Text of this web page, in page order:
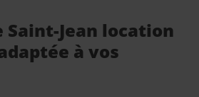
Saint-Jean location
à vos